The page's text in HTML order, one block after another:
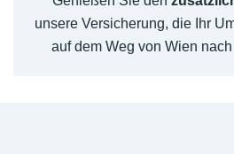
unsere Versicherung, die Ihr
auf dem Weg von Wien